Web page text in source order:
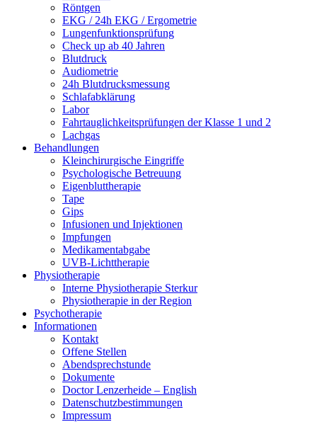
Röntgen
EKG / 24h EKG / Ergometrie
Lungenfunktionsprüfung
Check up ab 40 Jahren
Blutdruck
Audiometrie
24h Blutdrucksmessung
Schlafabklärung
Labor
Fahrtauglichkeitsprüfungen der Klasse 1 und 2
Lachgas
Behandlungen
Kleinchirurgische Eingriffe
Psychologische Betreuung
Eigenbluttherapie
Tape
Gips
Infusionen und Injektionen
Impfungen
Medikamentabgabe
UVB-Lichttherapie
Physiotherapie
Interne Physiotherapie Sterkur
Physiotherapie in der Region
Psychotherapie
Informationen
Kontakt
Offene Stellen
Abendsprechstunde
Dokumente
Doctor Lenzerheide – English
Datenschutzbestimmungen
Impressum